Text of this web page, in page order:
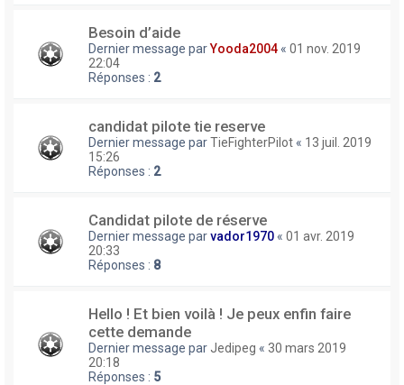
Besoin d’aide
Dernier message parYooda2004 « 01 nov. 2019
22:04
Réponses : 2
candidat pilote tie reserve
Dernier message parTieFighterPilot « 13 juil. 2019
15:26
Réponses : 2
Candidat pilote de réserve
Dernier message parvador1970 « 01 avr. 2019
20:33
Réponses : 8
Hello ! Et bien voilà ! Je peux enfin faire
cette demande
Dernier message par Jedipeg « 30 mars 2019
20:18
Réponses : 5